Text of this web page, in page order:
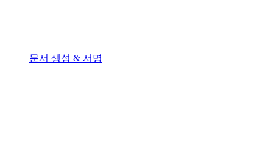
문서 생성 & 서명